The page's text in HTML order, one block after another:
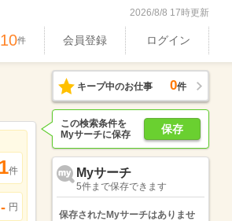
2026/8/8 17時更新
件 会員登録 ログイン
件
- 円
キープ中のお仕事 0件
保存
この検索条件を
Myサーチに保存
Myサーチ
5件まで保存できます
保存されたMyサーチはありませ